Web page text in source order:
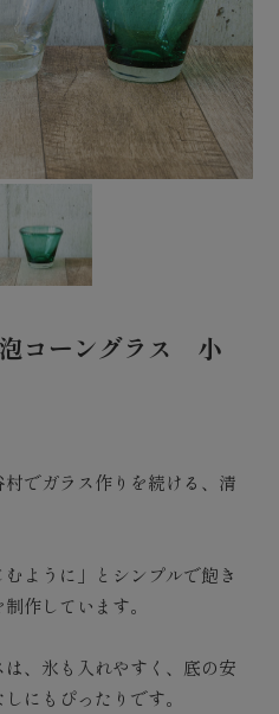
コーングラス 小
でガラス作りを続ける、清
むように」とシンプルで飽き
作しています。
、氷も入れやすく、底の安
にもぴったりです。